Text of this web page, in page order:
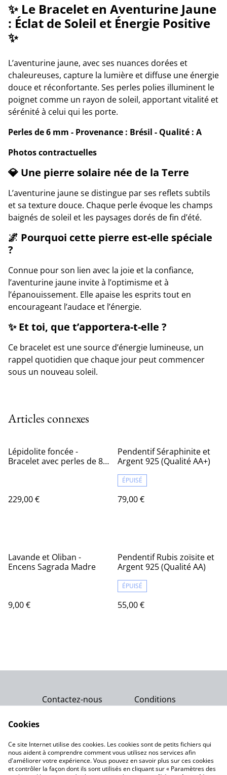
✨ Le Bracelet en Aventurine Jaune
: Éclat de Soleil et Énergie Positive
✨
L’aventurine jaune, avec ses nuances dorées et
chaleureuses, capture la lumière et diffuse une énergie
douce et réconfortante. Ses perles polies illuminent le
poignet comme un rayon de soleil, apportant vitalité et
sérénité à celui qui les porte.
Perles de 6 mm - Provenance : Brésil - Qualité : A
Photos contractuelles
💎 Une pierre solaire née de la Terre
L’aventurine jaune se distingue par ses reflets subtils
et sa texture douce. Chaque perle évoque les champs
baignés de soleil et les paysages dorés de fin d’été.
🌌 Pourquoi cette pierre est-elle spéciale
?
Connue pour son lien avec la joie et la confiance,
l’aventurine jaune invite à l’optimisme et à
l’épanouissement. Elle apaise les esprits tout en
encourageant l’audace et l’énergie.
✨Et toi, que t’apportera-t-elle ?
Ce bracelet est une source d’énergie lumineuse, un
rappel quotidien que chaque jour peut commencer
sous un nouveau soleil.
Articles connexes
Lépidolite foncée -
Bracelet avec perles de 8
229,00 €
Pendentif Séraphinite et
Argent 925 (Qualité AA+)
ÉPUISÉ
79,00 €
Lavande et Oliban -
Encens Sagrada Madre
9,00 €
Pendentif Rubis zoïsite et
Argent 925 (Qualité AA)
ÉPUISÉ
55,00 €
Contactez-nous
Conditions
Politique de
Politique de cookies
Notre engagement
Cookies
Ce site Internet utilise des cookies. Les cookies sont de petits fichiers qui
nous aident à comprendre comment vous utilisez nos services afin
d'améliorer votre expérience. Vous pouvez en savoir plus sur ces cookies
et contrôler la façon dont ils sont utilisés en cliquant sur « Paramètres des